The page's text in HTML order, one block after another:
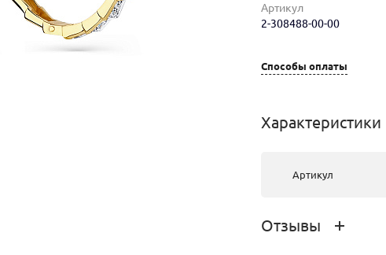
Магазин
Урицкого 2
Артикул
2-308488-00-00
Способы оплаты
Характеристики
Артикул
Отзывы